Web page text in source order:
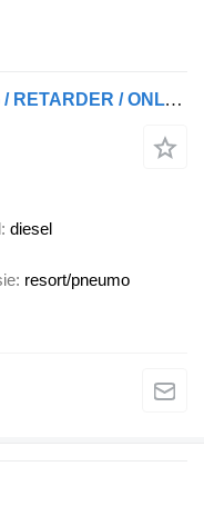
Scania G280 / ENGINE RUNNING / RETARDER / ONLY:215411 KM / LIVESTOCK /
diesel
resort/pneumo